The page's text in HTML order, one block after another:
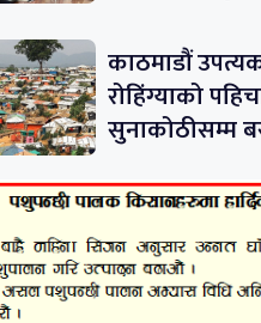
काठमाडौं
रोहिंग्याको
सुनाकोठीसम्म